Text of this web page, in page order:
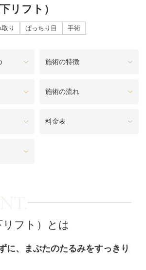
予約方法に
ついて
リフト）
り ぱっちり目 手術
施術の特徴
施術の流れ
料金表
リフト）とは
に、まぶたのたるみをすっきり